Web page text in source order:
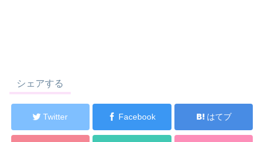
シェアする
Twitter Facebook はてブ